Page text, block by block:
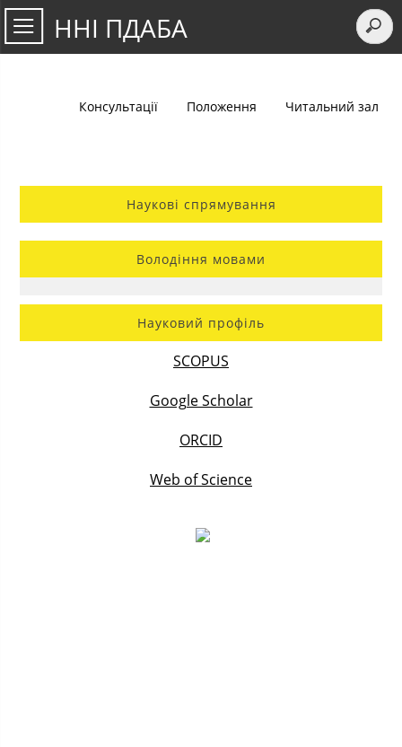
ННІ ПДАБА
Консультації Положення Читальний зал
Наукові спрямування
Володіння мовами
Науковий профіль
SCOPUS
Google Scholar
ORCID
Web of Science